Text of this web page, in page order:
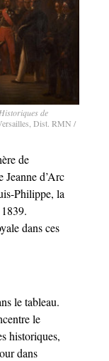
de
Dist. RMN /
de
Jeanne d’Arc
Philippe, la
dans ces
le tableau.
le
historiques,
dans